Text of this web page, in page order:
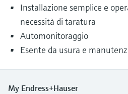
Installazione semplice e
necessità di taratura
Automonitoraggio
Esente da usura e
My Endress+Hauser